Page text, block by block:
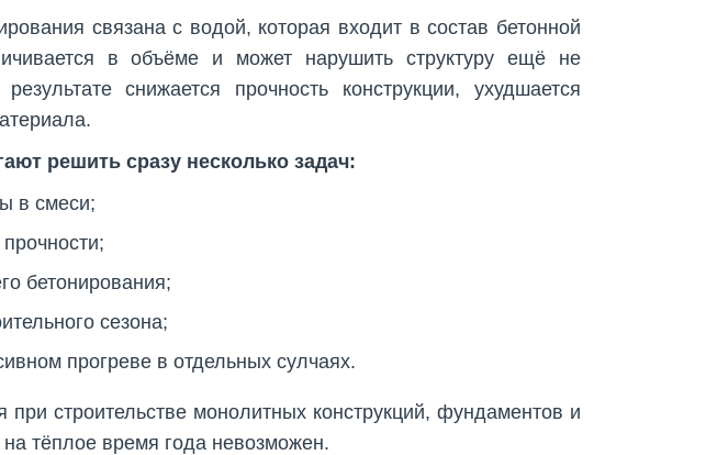
связана с водой, которая входит в состав бетонной
в объёме и может нарушить структуру ещё не
снижается прочность конструкции, ухудшается
решить сразу несколько задач:
в смеси;
бетонирования;
сезона;
прогреве в отдельных сулчаях.
строительстве монолитных конструкций, фундаментов и
на тёплое время года невозможен.